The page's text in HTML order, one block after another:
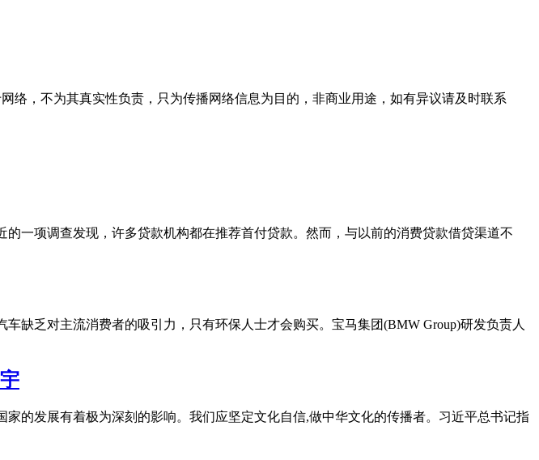
络，不为其真实性负责，只为传播网络信息为目的，非商业用途，如有异议请及时联系
一项调查发现，许多贷款机构都在推荐首付贷款。然而，与以前的消费贷款借贷渠道不
缺乏对主流消费者的吸引力，只有环保人士才会购买。宝马集团(BMW Group)研发负责人
的发展有着极为深刻的影响。我们应坚定文化自信,做中华文化的传播者。习近平总书记指